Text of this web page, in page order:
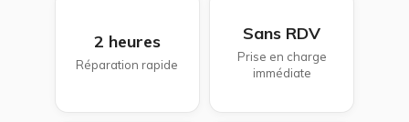
2 heures
Réparation rapide
Sans RDV
Prise en charge
immédiate